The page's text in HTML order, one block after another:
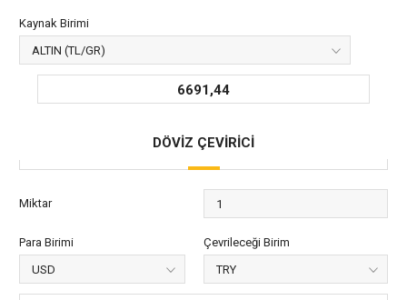
Kaynak Birimi
6691,44
DÖVİZ ÇEVİRİCİ
Miktar
Para Birimi Çevrileceği Birim